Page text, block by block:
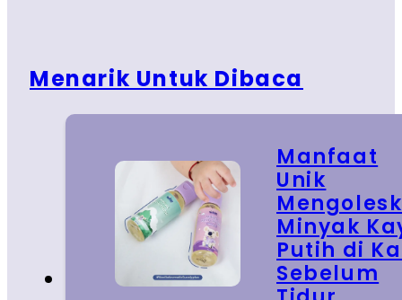
Menarik Untuk Dibaca
Manfaat
Unik
Minyak
Putih di
Sebelum